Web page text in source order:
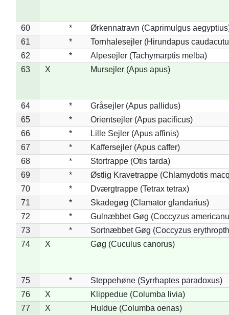
60 *
Ørkennatravn (Caprimulgus
61
*
Tornhalesejler (Hirundapus
62
*
Alpesejler (Tachymarptis melba)
63
X Mursejler (Apus apus)
64 *
Gråsejler (Apus pallidus)
65
*
Orientsejler (Apus pacificus)
66
*
Lille Sejler (Apus affinis)
67
*
Kaffersejler (Apus caffer)
68
*
Stortrappe (Otis tarda)
69
*
Østlig Kravetrappe (Chlamydotis
70
*
Dværgtrappe (Tetrax tetrax)
71
*
Skadegøg (Clamator glandarius)
72
*
Gulnæbbet Gøg (Coccyzus
73
*
Sortnæbbet Gøg (Coccyzus
74
X Gøg (Cuculus canorus)
75 *
Steppehøne (Syrrhaptes paradoxus)
76
X
Klippedue (Columba livia)
77
X Huldue (Columba oenas)